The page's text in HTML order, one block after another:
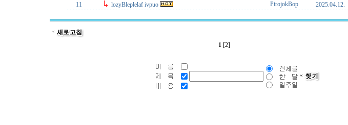
11
lozyBleplelaf ivpuo PirojokBop 2025.04.12.
1 [2]